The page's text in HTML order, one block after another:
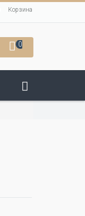
Корзина
0